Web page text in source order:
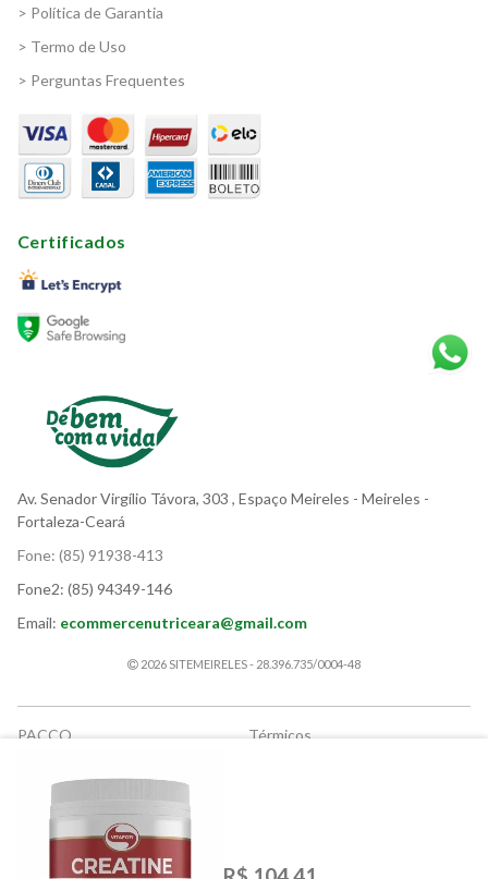
> Política de Garantia
> Termo de Uso
> Perguntas Frequentes
Certificados
Av. Senador Virgílio Távora, 303 , Espaço Meireles - Meireles -
Fortaleza-Ceará
Fone: (85) 91938-413
Fone2: (85) 94349-146
Email: ecommercenutriceara@gmail.com
2026 SITEMEIRELES - 28.396.735/0004-48
PACCO
Térmicos
Vegano